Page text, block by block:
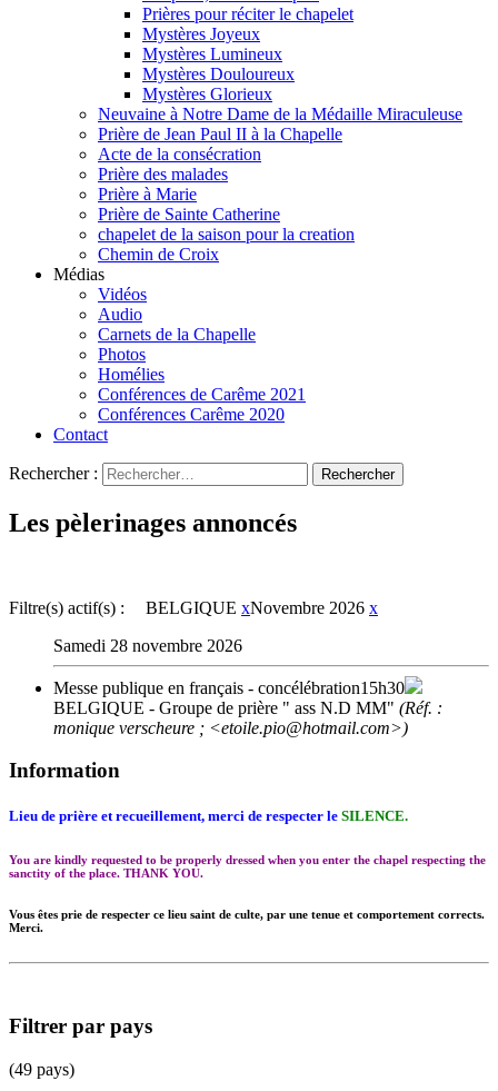
Prières pour réciter le chapelet
Mystères Joyeux
Mystères Lumineux
Mystères Douloureux
Mystères Glorieux
Neuvaine à Notre Dame de la Médaille Miraculeuse
Prière de Jean Paul II à la Chapelle
Acte de la consécration
Prière des malades
Prière à Marie
Prière de Sainte Catherine
chapelet de la saison pour la creation
Chemin de Croix
Médias
Vidéos
Audio
Carnets de la Chapelle
Photos
Homélies
Conférences de Carême 2021
Conférences Carême 2020
Contact
Rechercher :
Les pèlerinages annoncés
Filtre(s) actif(s) : BELGIQUE xNovembre 2026 x
Samedi 28 novembre 2026
Messe publique en français - concélébration15h30
BELGIQUE - Groupe de prière " ass N.D MM" (Réf. :
monique verscheure ; <etoile.pio@hotmail.com>)
Information
Lieu de prière et recueillement, merci de respecter le SILENCE.
You are kindly requested to be properly dressed when you enter the chapel respecting the
sanctity of the place. THANK YOU.
Vous êtes prie de respecter ce lieu saint de culte, par une tenue et comportement corrects.
Merci.
Filtrer par pays
(49 pays)